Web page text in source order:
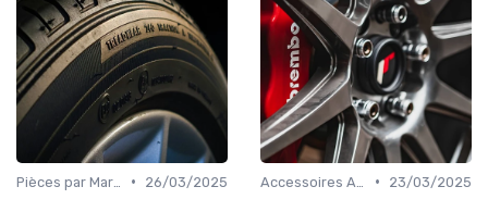
•
26/03/2025
•
23/03/2025